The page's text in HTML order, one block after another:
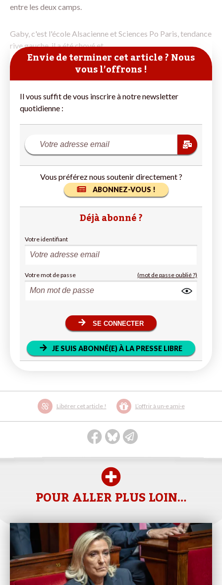
Libérer cet article ! L’offrir à un·e ami·e
entre les deux camps.
Gaby, c'est l'école Alsacienne et Sciences Po Paris, tendance
rive gauche, il a été choyé et
Envie de terminer cet article ? Nous
vous l’offrons !
Il vous suffit de vous inscrire à notre newsletter
quotidienne :
Vous préférez nous soutenir directement ?
ABONNEZ-VOUS !
Déjà abonné ?
Votre identifiant
Votre mot de passe (mot de passe oublié ?)
SE CONNECTER
JE SUIS ABONNÉ(E) À LA PRESSE LIBRE
POUR ALLER PLUS LOIN…